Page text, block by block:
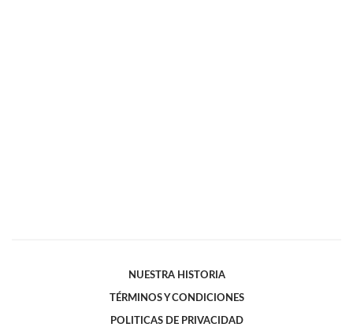
NUESTRA HISTORIA
TÉRMINOS Y CONDICIONES
POLITICAS DE PRIVACIDAD